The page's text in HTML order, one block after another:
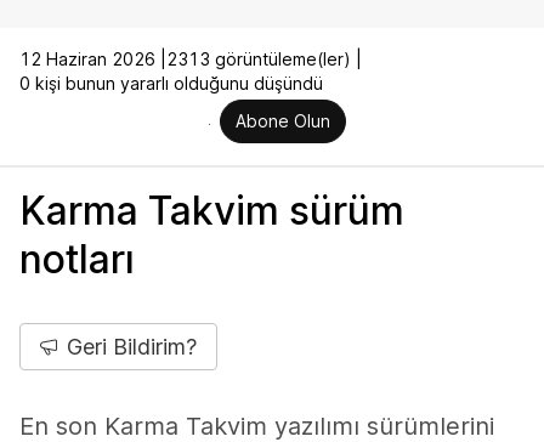
12 Haziran 2026 |
2313 görüntüleme(ler) |
0 kişi bunun yararlı olduğunu düşündü
Abone Olun
Karma Takvim sürüm
notları
Geri Bildirim?
En son Karma Takvim yazılımı sürümlerini